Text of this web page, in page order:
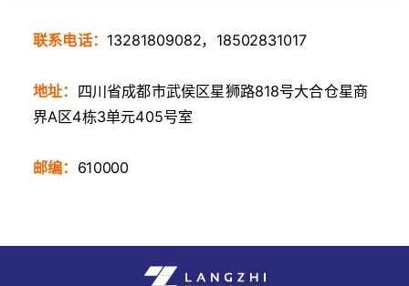
联系电话： 13281809082，18502831017
地址： 四川省成都市武侯区星狮路818号大合仓星商
界A区4栋3单元405号室
邮编： 610000